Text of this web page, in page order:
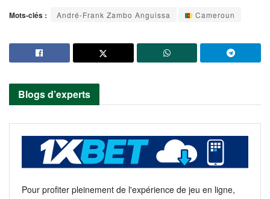
Mots-clés : André-Frank Zambo Anguissa Cameroun
Blogs d’experts
Pour profiter pleinement de l'expérience de jeu en ligne,